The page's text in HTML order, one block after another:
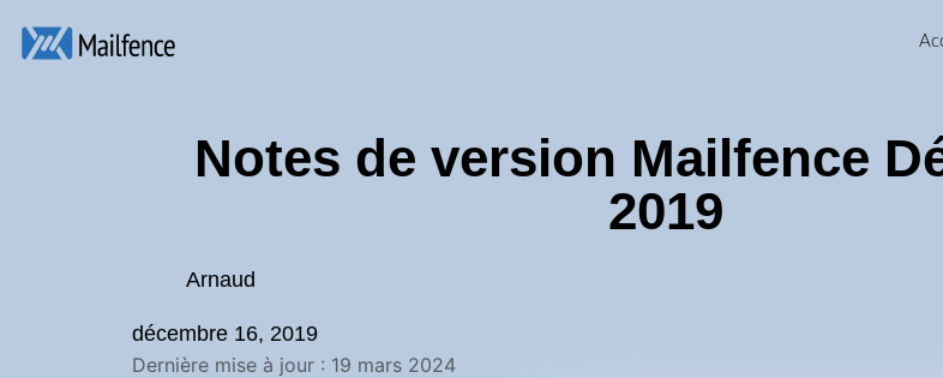
Notes de version Mailfence
2019
Arnaud
décembre 16, 2019
Dernière mise à jour : 19 mars 2024